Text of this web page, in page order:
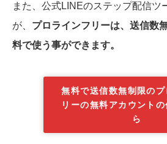
また、公式LINEのステップ配信ツ
が、 プロラインフリーは、送信数
料で使う事ができます。
無料で送信数無制限のプ
リーの無料アカウント
ら